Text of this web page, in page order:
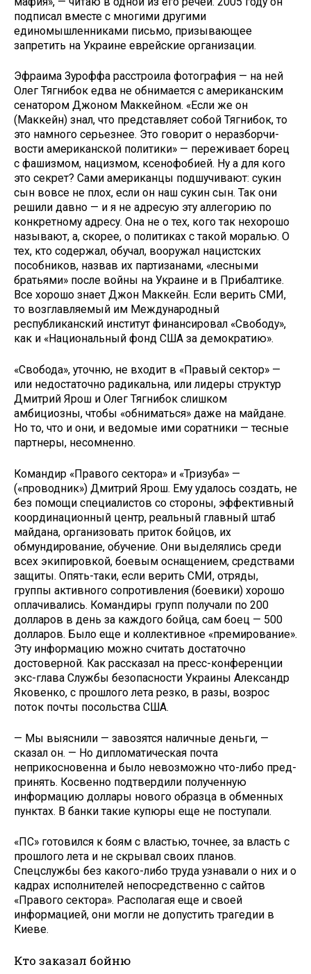
подписал вместе с многими другими
единомышленниками письмо, призы­вающее
запретить на Украине еврей­ские организации.
Эфраима Зуроффа расстроила фотография — на ней
Олег Тягнибок едва не обнимается с американским
сенатором Джоном Маккейном. «Если же он
(Маккейн) знал, что представ­ляет собой Тягнибок, то
это намного серьезнее. Это говорит о неразборчи­
вости американской политики» — пе­реживает борец
с фашизмом, нациз­мом, ксенофобией. Ну а для кого
это секрет? Сами американцы подшучи­вают: сукин
сын вовсе не плох, если он наш сукин сын. Так они
решили давно — и я не адресую эту аллегорию по
конкретному адресу. Она не о тех, кого так нехорошо
называют, а, ско­рее, о политиках с такой моралью. О
тех, кто содержал, обучал, вооружал нацистских
пособников, назвав их партизанами, «лесными
братьями» по­сле войны на Украине и в Прибалти­ке.
Все хорошо знает Джон Маккейн. Если верить СМИ,
то возглавляемый им Международный
республиканский институт финансировал «Свободу»,
как и «Национальный фонд США за демократию».
«Свобода», уточню, не входит в «Правый сектор» —
или недостаточ­но радикальна, или лидеры структур
Дмитрий Ярош и Олег Тягнибок слиш­ком
амбициозны, чтобы «обниматься» даже на майдане.
Но то, что и они, и ведомые ими соратники — тесные
пар­тнеры, несомненно.
Командир «Правого сектора» и «Тризуба» —
(«проводник») Дмитрий Ярош. Ему удалось создать, не
без помощи специалистов со стороны, эффективный
координационный центр, реальный главный штаб
май­дана, организовать приток бойцов, их
обмундирование, обучение. Они выделялись среди
всех экипировкой, боевым оснащением, средствами
за­щиты. Опять-таки, если верить СМИ, отряды,
группы активного сопротив­ления (боевики) хорошо
оплачива­лись. Командиры групп получали по 200
долларов в день за каждого бойца, сам боец — 500
долларов. Было еще и коллективное «премирование».
Эту информацию можно считать доста­точно
достоверной. Как рассказал на пресс-конференции
экс-глава Службы безопасности Украины Александр
Яковенко, с прошлого лета резко, в разы, возрос
поток почты посольства США.
— Мы выяснили — завозятся налич­ные деньги, —
сказал он. — Но дипло­матическая почта
неприкосновенна и было невозможно что-либо пред­
принять. Косвенно подтвердили полу­ченную
информацию доллары нового образца в обменных
пунктах. В банки такие купюры еще не поступали.
«ПС» готовился к боям с властью, точнее, за власть с
прошлого лета и не скрывал своих планов.
Спецслужбы без какого-либо труда узнавали о них и о
кадрах исполнителей непосред­ственно с сайтов
«Правого сектора». Располагая еще и своей
информаци­ей, они могли не допустить трагедии в
Киеве.
Кто заказал бойню